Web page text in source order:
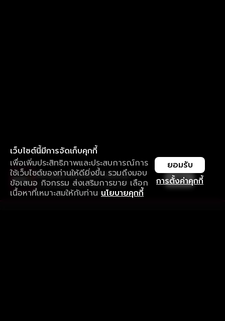
เว็บไซต์นี้มีการจัดเก็บคุกกี้
เพื่อเพิ่มประสิทธิภาพและประสบการณ์การ
ใช้เว็บไซต์ของท่านให้ดียิ่งขึ้น รวมถึงมอบ
ข้อเสนอ กิจกรรม ส่งเสริมการขาย เลือก
เนื้อหาที่เหมาะสมให้กับท่าน นโยบายคุกกี้
การตั้งค่าคุกกี้
ยอมรับ
ใช้งานแอป ลื่นไหลกว่า ไม่มีสะดุด
ดาวน์โหลดแอปเพื่อการรับชมที่ดีกว่า เปิด